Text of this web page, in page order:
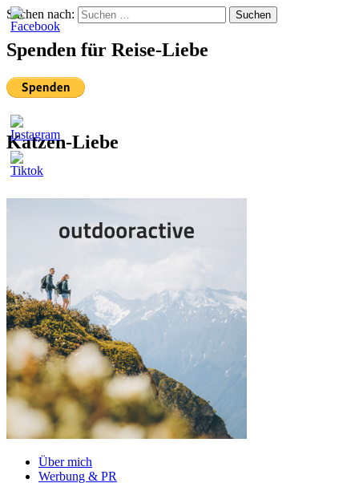
Suchen nach: Suchen
Spenden für Reise-Liebe
Katzen-Liebe
Über mich
Werbung & PR